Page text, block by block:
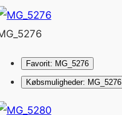
Favorit: MG_5276
Købsmuligheder: MG_5276